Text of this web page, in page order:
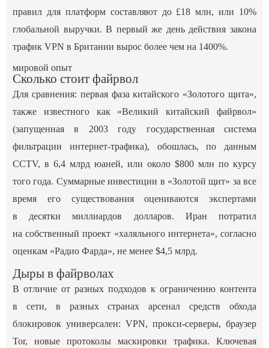
правил для платформ составляют до £18 млн, или 10%
глобальной выручки. В первый же день действия закона
трафик VPN в Британии вырос более чем на 1400%.
мировой опыт
Сколько стоит файрвол
Для сравнения: первая фаза китайского «Золотого щита»,
также известного как «Великий китайский файрвол»
(запущенная в 2003 году государственная система
фильтрации интернет-трафика), обошлась, по данным
CCTV, в 6,4 млрд юаней, или около $800 млн по курсу
того года. Суммарные инвестиции в «Золотой щит» за все
время его существования оцениваются экспертами
в десятки миллиардов долларов. Иран потратил
на собственный проект «халяльного интернета», согласно
оценкам «Радио Фарда», не менее $4,5 млрд.
Дыры в файрволах
В отличие от разных подходов к ограничению контента
в сети, в разных странах арсенал средств обхода
блокировок универсален: VPN, прокси-серверы, браузер
Tor, новые протоколы маскировки трафика. Ключевая